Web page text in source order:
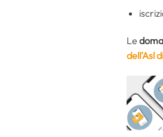
Le
dell’Asl